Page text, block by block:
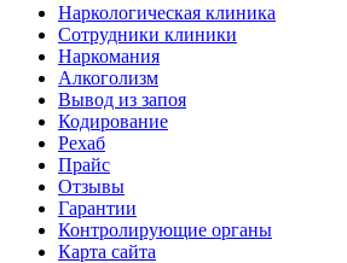
Наркологическая клиника
Сотрудники клиники
Наркомания
Алкоголизм
Вывод из запоя
Кодирование
Рехаб
Прайс
Отзывы
Гарантии
Контролирующие органы
Карта сайта